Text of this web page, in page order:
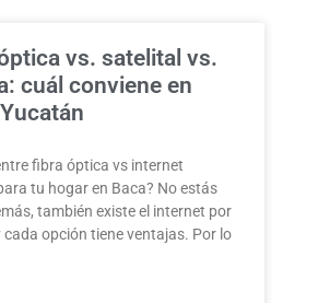
vs. satelital vs.
cuál conviene en
fibra óptica vs internet
tu hogar en Baca? No estás
también existe el internet por
cada opción tiene ventajas. Por lo